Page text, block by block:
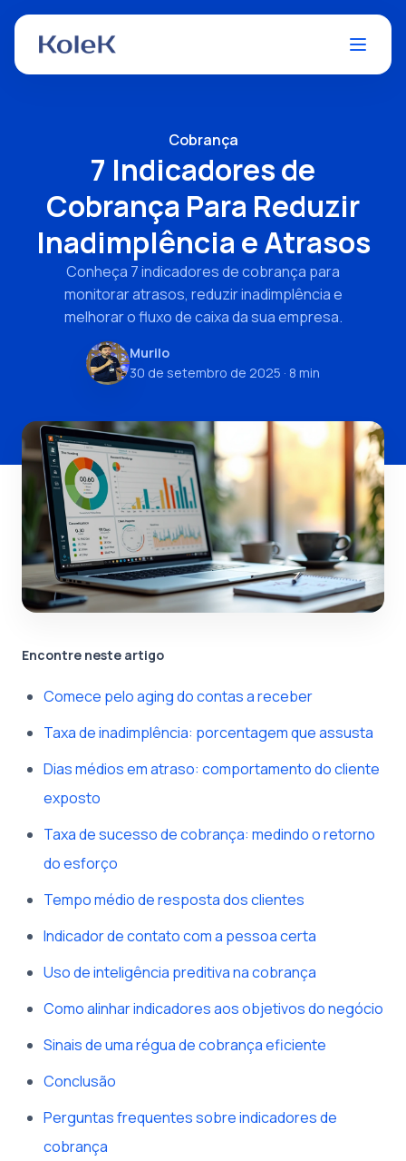
Cobrança
7 Indicadores de
Cobrança Para Reduzir
Inadimplência e Atrasos
Conheça 7 indicadores de cobrança para
monitorar atrasos, reduzir inadimplência e
melhorar o fluxo de caixa da sua empresa.
Murilo
30 de setembro de 2025 · 8 min
Encontre neste artigo
Comece pelo aging do contas a receber
Taxa de inadimplência: porcentagem que assusta
Dias médios em atraso: comportamento do cliente
exposto
Taxa de sucesso de cobrança: medindo o retorno
do esforço
Tempo médio de resposta dos clientes
Indicador de contato com a pessoa certa
Uso de inteligência preditiva na cobrança
Como alinhar indicadores aos objetivos do negócio
Sinais de uma régua de cobrança eficiente
Conclusão
Perguntas frequentes sobre indicadores de
cobrança